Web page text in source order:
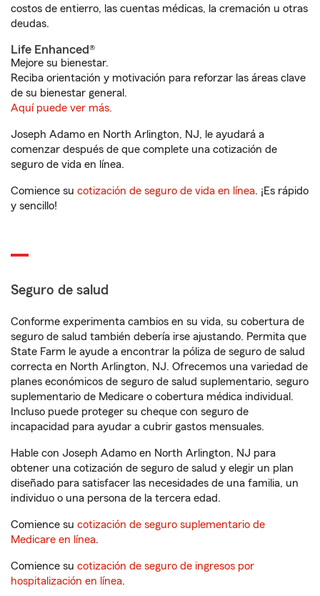
costos de entierro, las cuentas médicas, la cremación u otras
deudas.
Life Enhanced®
Mejore su bienestar.
Reciba orientación y motivación para reforzar las áreas clave
de su bienestar general.
Aquí puede ver más.
Joseph Adamo en North Arlington, NJ, le ayudará a
comenzar después de que complete una cotización de
seguro de vida en línea.
Comience su cotización de seguro de vida en línea. ¡Es rápido
y sencillo!
Seguro de salud
Conforme experimenta cambios en su vida, su cobertura de
seguro de salud también debería irse ajustando. Permita que
State Farm le ayude a encontrar la póliza de seguro de salud
correcta en North Arlington, NJ. Ofrecemos una variedad de
planes económicos de seguro de salud suplementario, seguro
suplementario de Medicare o cobertura médica individual.
Incluso puede proteger su cheque con seguro de
incapacidad para ayudar a cubrir gastos mensuales.
Hable con Joseph Adamo en North Arlington, NJ para
obtener una cotización de seguro de salud y elegir un plan
diseñado para satisfacer las necesidades de una familia, un
individuo o una persona de la tercera edad.
Comience su cotización de seguro suplementario de
Medicare en línea.
Comience su cotización de seguro de ingresos por
hospitalización en línea.